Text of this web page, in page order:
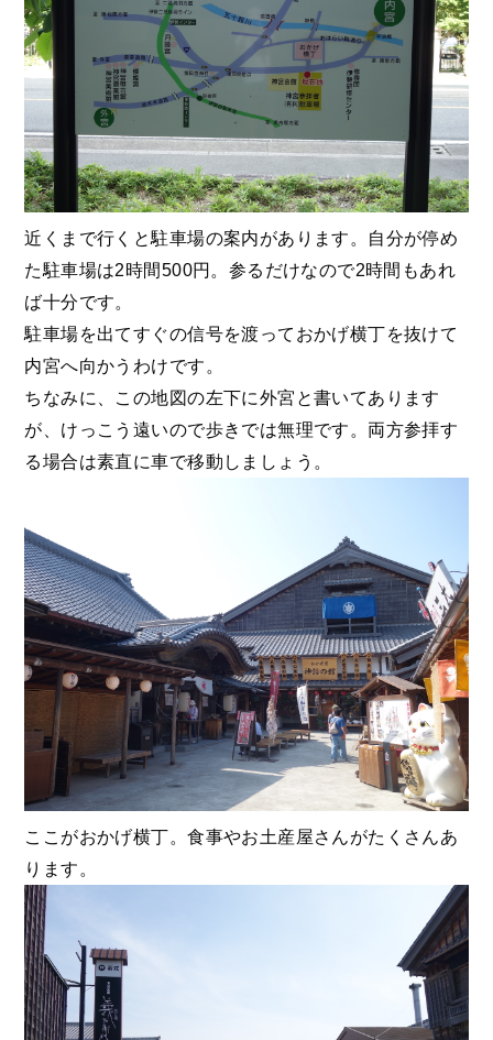
近くまで行くと駐車場の案内があります。自分が停め
た駐車場は2時間500円。参るだけなので2時間もあれ
ば十分です。
駐車場を出てすぐの信号を渡っておかげ横丁を抜けて
内宮へ向かうわけです。
ちなみに、この地図の左下に外宮と書いてあります
が、けっこう遠いので歩きでは無理です。両方参拝す
る場合は素直に車で移動しましょう。
ここがおかげ横丁。食事やお土産屋さんがたくさんあ
ります。